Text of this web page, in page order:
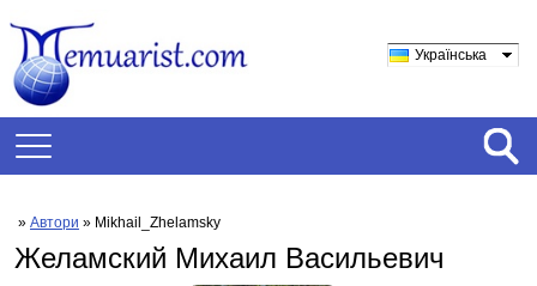
Українська
» Автори » Mikhail_Zhelamsky
Желамский Михаил Васильевич